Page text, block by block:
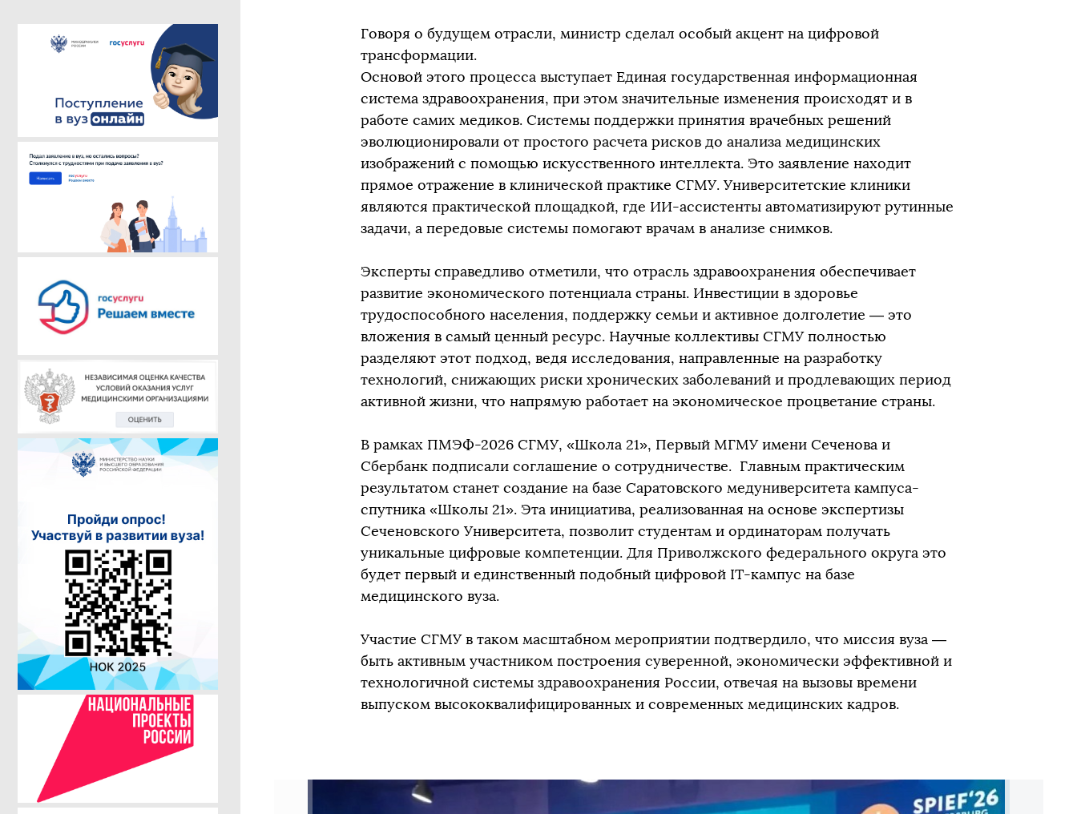
Говоря о будущем отрасли, министр сделал особый акцент на цифровой
трансформации.
Основой этого процесса выступает Единая государственная информационная
система здравоохранения, при этом значительные изменения происходят и в
работе самих медиков. Системы поддержки принятия врачебных решений
эволюционировали от простого расчета рисков до анализа медицинских
изображений с помощью искусственного интеллекта. Это заявление находит
прямое отражение в клинической практике СГМУ. Университетские клиники
являются практической площадкой, где ИИ-ассистенты автоматизируют рутинные
задачи, а передовые системы помогают врачам в анализе снимков.
Эксперты справедливо отметили, что отрасль здравоохранения обеспечивает
развитие экономического потенциала страны. Инвестиции в здоровье
трудоспособного населения, поддержку семьи и активное долголетие — это
вложения в самый ценный ресурс. Научные коллективы СГМУ полностью
разделяют этот подход, ведя исследования, направленные на разработку
технологий, снижающих риски хронических заболеваний и продлевающих период
активной жизни, что напрямую работает на экономическое процветание страны.
В рамках ПМЭФ-2026 СГМУ, «Школа 21», Первый МГМУ имени Сеченова и
Сбербанк подписали соглашение о сотрудничестве. Главным практическим
результатом станет создание на базе Саратовского медуниверситета кампуса-
спутника «Школы 21». Эта инициатива, реализованная на основе экспертизы
Сеченовского Университета, позволит студентам и ординаторам получать
уникальные цифровые компетенции. Для Приволжского федерального округа это
будет первый и единственный подобный цифровой IT-кампус на базе
медицинского вуза.
Участие СГМУ в таком масштабном мероприятии подтвердило, что миссия вуза —
быть активным участником построения суверенной, экономически эффективной и
технологичной системы здравоохранения России, отвечая на вызовы времени
выпуском высококвалифицированных и современных медицинских кадров.